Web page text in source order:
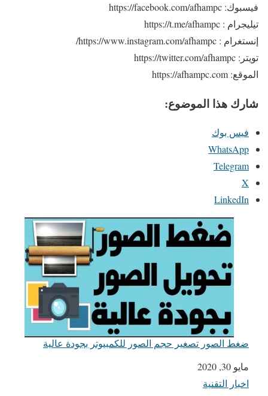
فيسبوك: https://facebook.com/afhampc
تيليجرام : https://t.me/afhampc
إنستغرام : https://www.instagram.com/afhampc/
تويتر: https://twitter.com/afhampc
الموقع: https://afhampc.com
شارك هذا الموضوع:
فيس بوك
WhatsApp
Telegram
X
LinkedIn
ضغط الصور تصغير حجم الصور للكمبيوتر بجودة عالية
التاريخ
مايو 30, 2020
في ما يتعلق بما يأتي
اخبار التقنية